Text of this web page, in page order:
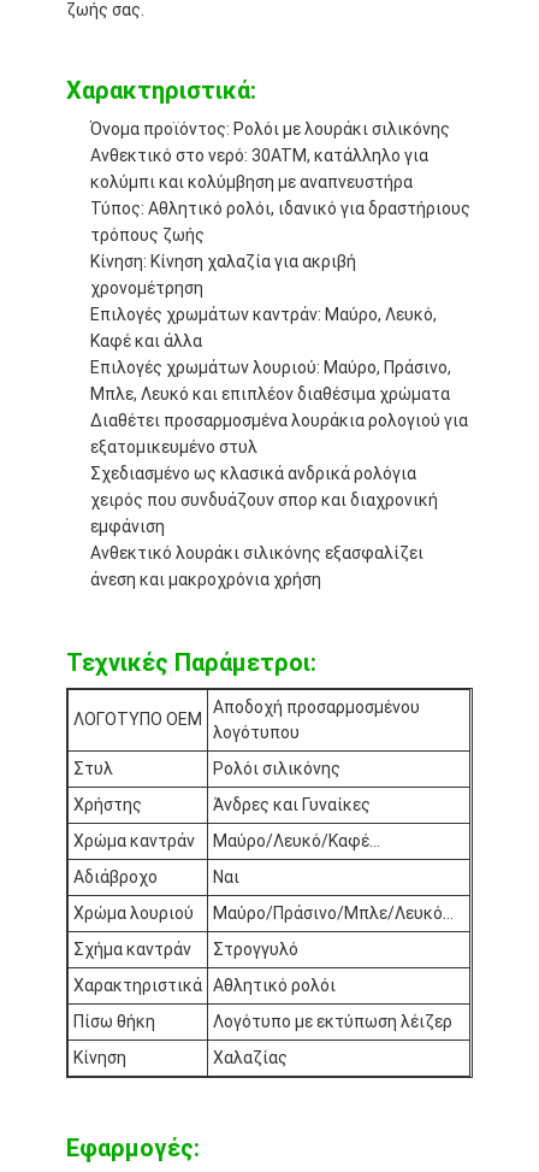
Ρολόι με λουρί από πυριτόνιο
Άνδρες Κουάρτζου ρολόι
Φωτεινό ρολόι από χαλαζία
Ψηφιακό Sport Watch
Στυλάτο ρολόι για ζευγάρια
Παιδικά ρολόγια
Εναλλακτικά για ρολόγια
Εναλλακτικά για ζώνες ρολογιών
ζωής σας.
Χαρακτηριστικά:
Όνομα προϊόντος: Ρολόι με λουράκι σιλικόνης
Ανθεκτικό στο νερό: 30ATM, κατάλληλο για
κολύμπι και κολύμβηση με αναπνευστήρα
Τύπος: Αθλητικό ρολόι, ιδανικό για δραστήριους
τρόπους ζωής
Κίνηση: Κίνηση χαλαζία για ακριβή
χρονομέτρηση
Επιλογές χρωμάτων καντράν: Μαύρο, Λευκό,
Καφέ και άλλα
Επιλογές χρωμάτων λουριού: Μαύρο, Πράσινο,
Μπλε, Λευκό και επιπλέον διαθέσιμα χρώματα
Διαθέτει προσαρμοσμένα λουράκια ρολογιού για
εξατομικευμένο στυλ
Σχεδιασμένο ως κλασικά ανδρικά ρολόγια
χειρός που συνδυάζουν σπορ και διαχρονική
εμφάνιση
Ανθεκτικό λουράκι σιλικόνης εξασφαλίζει
άνεση και μακροχρόνια χρήση
Τεχνικές Παράμετροι:
ΛΟΓΟΤΥΠΟ OEM
Αποδοχή προσαρμοσμένου
λογότυπου
Στυλ
Ρολόι σιλικόνης
Χρήστης
Άνδρες και Γυναίκες
Χρώμα καντράν
Μαύρο/Λευκό/Καφέ...
Αδιάβροχο
Ναι
Χρώμα λουριού
Μαύρο/Πράσινο/Μπλε/Λευκό...
Σχήμα καντράν
Στρογγυλό
Χαρακτηριστικά Αθλητικό ρολόι
Πίσω θήκη
Λογότυπο με εκτύπωση λέιζερ
Κίνηση
Χαλαζίας
Εφαρμογές: